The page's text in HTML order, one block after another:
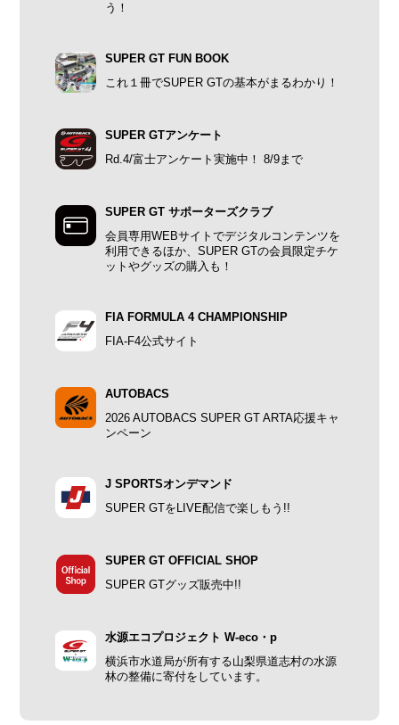
う！
SUPER GT FUN BOOK
これ１冊でSUPER GTの基本がまるわかり！
SUPER GTアンケート
Rd.4/富士アンケート実施中！ 8/9まで
SUPER GT サポーターズクラブ
会員専用WEBサイトでデジタルコンテンツを
利用できるほか、SUPER GTの会員限定チケ
ットやグッズの購入も！
FIA FORMULA 4 CHAMPIONSHIP
FIA-F4公式サイト
AUTOBACS
2026 AUTOBACS SUPER GT ARTA応援キャ
ンペーン
J SPORTSオンデマンド
SUPER GTをLIVE配信で楽しもう!!
SUPER GT OFFICIAL SHOP
SUPER GTグッズ販売中!!
水源エコプロジェクト W-eco・p
横浜市水道局が所有する山梨県道志村の水源
林の整備に寄付をしています。